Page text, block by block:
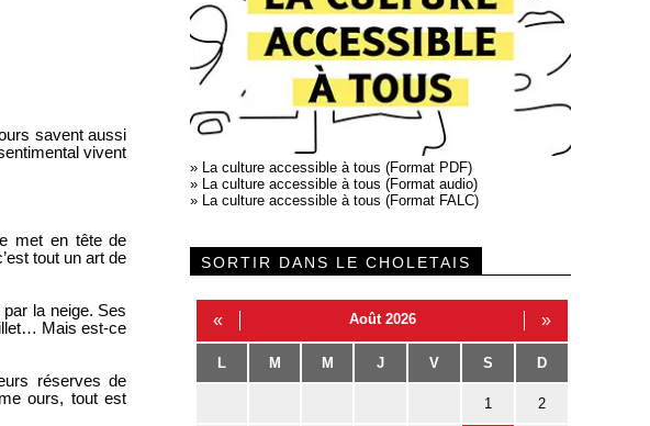
savent aussi
vivent
met en tête de
tout un art de
la neige. Ses
Mais est-ce
réserves de
ours, tout est
» La culture accessible à tous (Format PDF)
» La culture accessible à tous (Format audio)
» La culture accessible à tous (Format FALC)
SORTIR DANS LE CHOLETAIS
« Août 2026 »
L M M J V S D
1 2